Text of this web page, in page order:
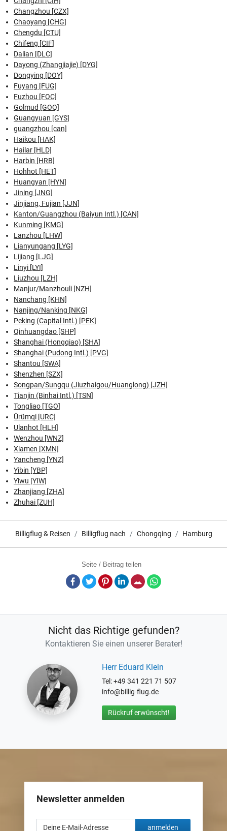
Changzhou [CZX]
Chaoyang [CHG]
Chengdu [CTU]
Chifeng [CIF]
Dalian [DLC]
Dayong (Zhangjiajie) [DYG]
Dongying [DOY]
Fuyang [FUG]
Fuzhou [FOC]
Golmud [GOQ]
Guangyuan [GYS]
guangzhou [can]
Haikou [HAK]
Hailar [HLD]
Harbin [HRB]
Hohhot [HET]
Huangyan [HYN]
Jining [JNG]
Jinjiang, Fujian [JJN]
Kanton/Guangzhou (Baiyun Intl.) [CAN]
Kunming [KMG]
Lanzhou [LHW]
Lianyungang [LYG]
Lijiang [LJG]
Linyi [LYI]
Liuzhou [LZH]
Manjur/Manzhouli [NZH]
Nanchang [KHN]
Nanjing/Nanking [NKG]
Peking (Capital Intl.) [PEK]
Qinhuangdao [SHP]
Shanghai (Hongqiao) [SHA]
Shanghai (Pudong Intl.) [PVG]
Shantou [SWA]
Shenzhen [SZX]
Songpan/Sungqu (Jiuzhaigou/Huanglong) [JZH]
Tianjin (Binhai Intl.) [TSN]
Tongliao [TGO]
Ürümqi [URC]
Ulanhot [HLH]
Wenzhou [WNZ]
Xiamen [XMN]
Yancheng [YNZ]
Yibin [YBP]
Yiwu [YIW]
Zhanjiang [ZHA]
Zhuhai [ZUH]
Billigflug & Reisen Billigflug nach Chongqing Hamburg
Seite / Beitrag teilen
Facebook
TwitterPinterestLinkedInE-Mail
Nicht das Richtige gefunden?
Kontaktieren Sie einen unserer Berater!
Herr Eduard Klein
Tel: +49 341 221 71 507
info@billig-flug.de
Rückruf erwünscht!
Newsletter anmelden
anmelden